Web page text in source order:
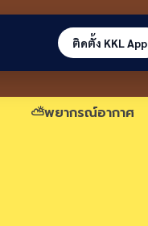
⛅พยากรณ์อากาศ
ติดตั้ง KKL App